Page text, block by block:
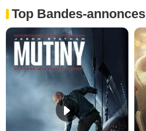
Top Bandes-annonces